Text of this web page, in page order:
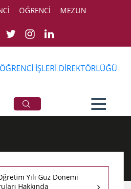
ÖĞRENCİ MEZUN
ÖĞRENCİ İŞLERİ DİREKTÖRLÜĞÜ
Duyurular
Yılı Güz Dönemi
Hakkında